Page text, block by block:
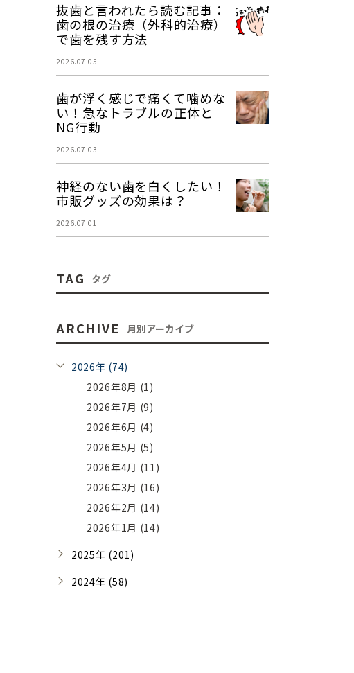
抜歯と言われたら読む記事：
歯の根の治療（外科的治療）
で歯を残す方法
2026.07.05
歯が浮く感じで痛くて噛めな
い！急なトラブルの正体と
NG行動
2026.07.03
神経のない歯を白くしたい！
市販グッズの効果は？
2026.07.01
TAG タグ
ARCHIVE 月別アーカイブ
2026年 (74)
2026年8月 (1)
2026年7月 (9)
2026年6月 (4)
2026年5月 (5)
2026年4月 (11)
2026年3月 (16)
2026年2月 (14)
2026年1月 (14)
2025年 (201)
2024年 (58)